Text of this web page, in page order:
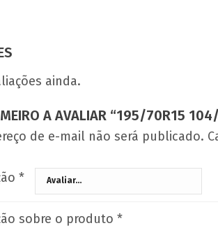
ainda.
A AVALIAR “195/70R15
de e-mail não será publicado.
*
sobre o produto *